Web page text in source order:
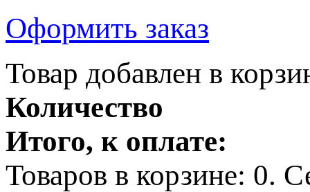
Оформить заказ
Товар добавлен в
Количество
Итого, к оплате:
Товаров в корзине: 0.